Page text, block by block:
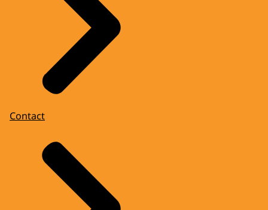
Contact